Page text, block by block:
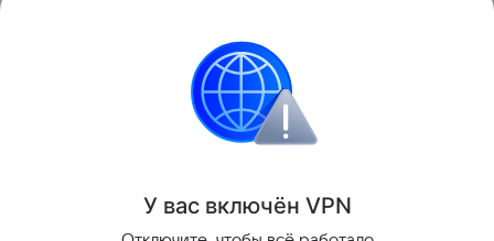
Поделиться
У вас включён VPN